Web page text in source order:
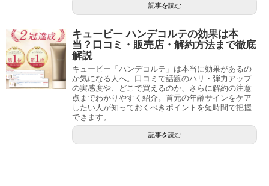
記事を読む
キューピー ハンデコルテの効果は本
当？口コミ・販売店・解約方法まで徹底
解説
キューピー「ハンデコルテ」は本当に効果があるの
か気になる人へ。口コミで話題のハリ・弾力アップ
の実感度や、どこで買えるのか、さらに解約の注意
点までわかりやすく紹介。首元の年齢サインをケア
したい人が知っておくべきポイントを短時間で把握
できます。
記事を読む